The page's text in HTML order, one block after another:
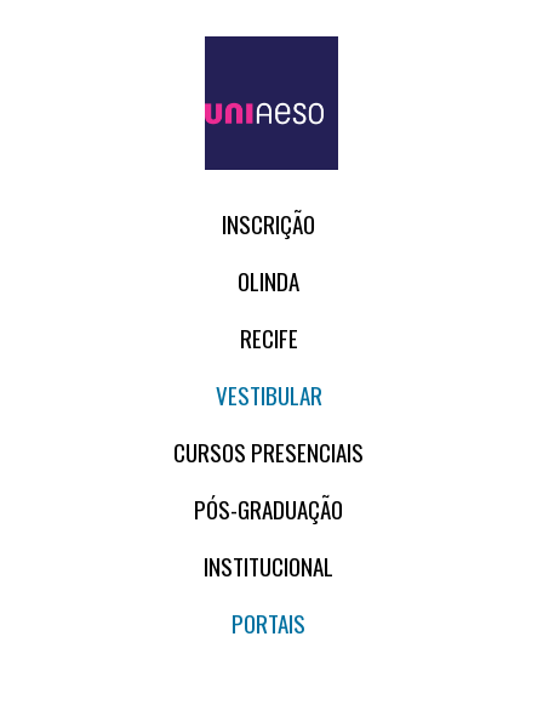
INSCRIÇÃO
OLINDA
RECIFE
VESTIBULAR
CURSOS PRESENCIAIS
PÓS-GRADUAÇÃO
INSTITUCIONAL
PORTAIS